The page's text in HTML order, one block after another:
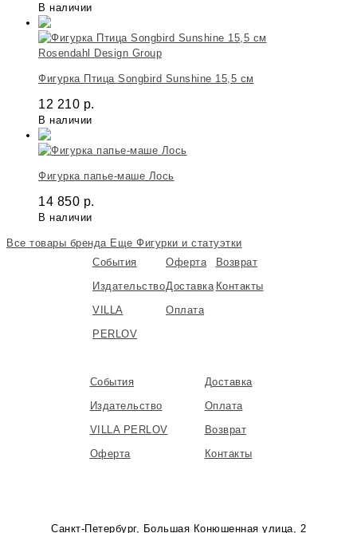
В наличии
Rosendahl Design Group
Фигурка Птица Songbird Sunshine 15,5 см
12 210 р.
В наличии
Фигурка папье-маше Лось
14 850 р.
В наличии
Все товары бренда Еще Фигурки и статуэтки
События
Издательство
VILLA
PERLOV
Оферта
Доставка
Оплата
Возврат
Контакты
События
Издательство
VILLA PERLOV
Оферта
Доставка
Оплата
Возврат
Контакты
Санкт-Петербург, Большая Конюшенная улица, 2